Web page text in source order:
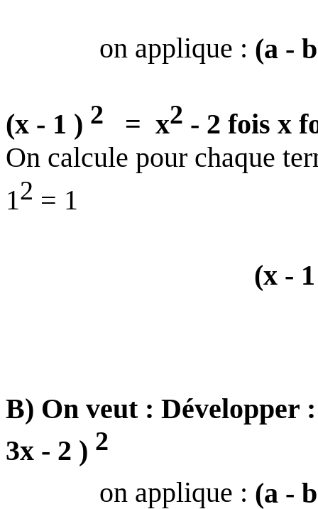
on applique : (a -
(x - 1 ) 2 = x2 - 2 fois x
On calcule pour chaque
12 = 1
(x -
B) On veut : Développer
3x - 2 ) 2
on applique : (a -